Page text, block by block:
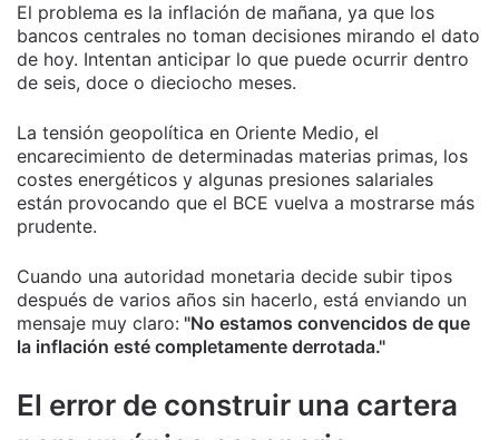
El problema es la inflación de mañana, ya que los
bancos centrales no toman decisiones mirando el dato
de hoy. Intentan anticipar lo que puede ocurrir dentro
de seis, doce o dieciocho meses.
La tensión geopolítica en Oriente Medio, el
encarecimiento de determinadas materias primas, los
costes energéticos y algunas presiones salariales
están provocando que el BCE vuelva a mostrarse más
prudente.
Cuando una autoridad monetaria decide subir tipos
después de varios años sin hacerlo, está enviando un
mensaje muy claro: "No estamos convencidos de que
la inflación esté completamente derrotada."
El error de construir una cartera